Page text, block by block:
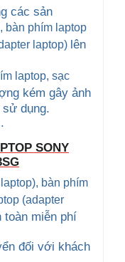
các sản
bàn phím laptop
laptop) lên
laptop, sạc
kém gây ảnh
dụng.
SONY
bàn phím
(adapter
toàn miễn phí
đối với khách